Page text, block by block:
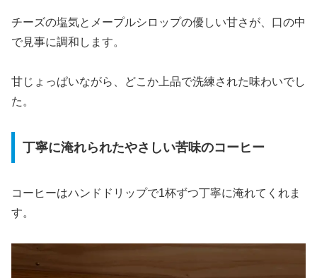
チーズの塩気とメープルシロップの優しい甘さが、口の中
で見事に調和します。
甘じょっぱいながら、どこか上品で洗練された味わいでし
た。
丁寧に淹れられたやさしい苦味のコーヒー
コーヒーはハンドドリップで1杯ずつ丁寧に淹れてくれま
す。